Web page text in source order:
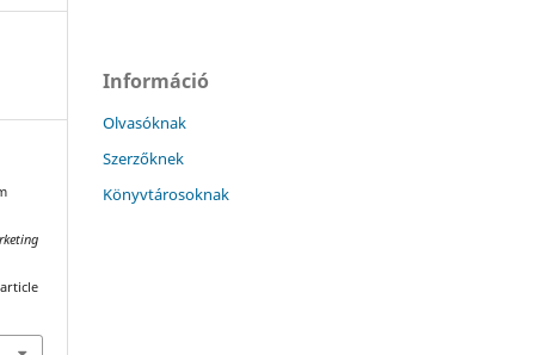
Információ
Olvasóknak
Szerzőknek
Könyvtárosoknak